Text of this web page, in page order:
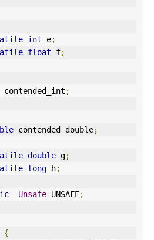
int e;
float f;
contended_int ;
contended_double;
double g;
long h;
Unsafe UNSAFE;
{